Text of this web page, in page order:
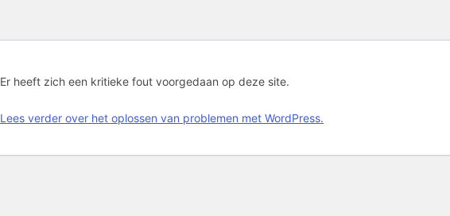
Er heeft zich een kritieke fout voorgedaan op deze site.
Lees verder over het oplossen van problemen met WordPress.